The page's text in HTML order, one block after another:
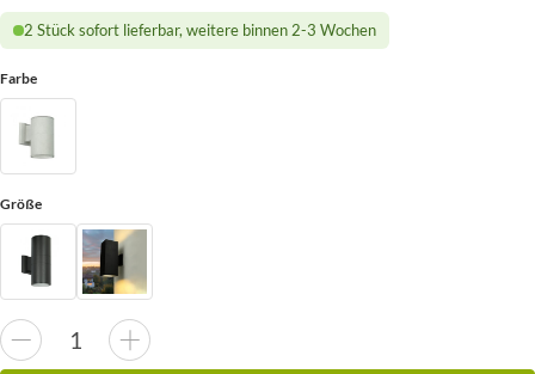
2 Stück sofort lieferbar, weitere binnen 2-3 Wochen
Farbe
Größe